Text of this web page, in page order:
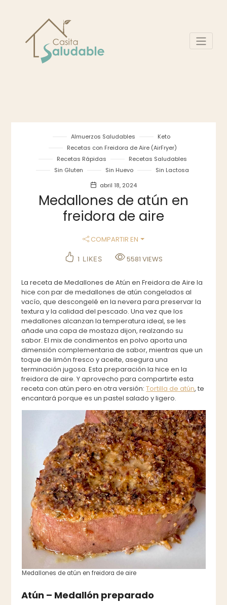
Almuerzos Saludables
Keto
Recetas con Freidora de Aire (AirFryer)
Recetas Rápidas
Recetas Saludables
Sin Gluten
Sin Huevo
Sin Lactosa
abril 18, 2024
Medallones de atún en
freidora de aire
COMPARTIR EN
1 LIKES 5581 VIEWS
La receta de Medallones de Atún en Freidora de Aire la
hice con par de medallones de atún congelados al
vacío, que descongelé en la nevera para preservar la
textura y la calidad del pescado. Una vez que los
medallones alcanzan la temperatura ideal, se les
añade una capa de mostaza dijon, realzando su
sabor. El mix de condimentos en polvo aporta una
dimensión complementaria de sabor, mientras que un
toque de limón fresco y aceite, asegura una
terminación jugosa. Esta preparación la hice en la
freidora de aire. Y aprovecho para compartirte esta
receta con atún pero en otra versión:Tortilla de atún, te
encantará porque es un pastel salado y ligero.
Medallones de atún en freidora de aire
Atún – Medallón preparado